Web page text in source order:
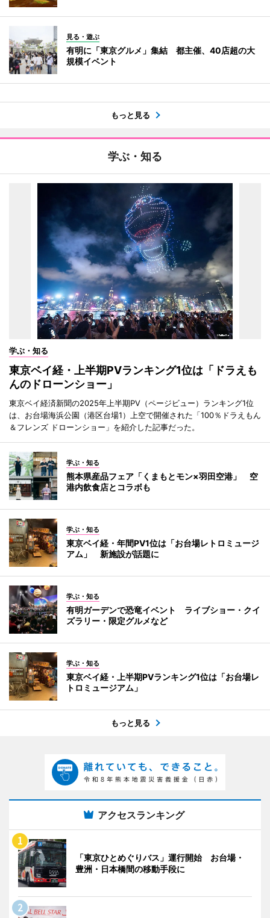
見る・遊ぶ
有明に「東京グルメ」集結 都主催、40店超の大
規模イベント
もっと見る
学ぶ・知る
学ぶ・知る
東京ベイ経・上半期PVランキング1位は「ドラえも
んのドローンショー」
東京ベイ経済新聞の2025年上半期PV（ページビュー）ランキング1位
は、お台場海浜公園（港区台場1）上空で開催された「100％ドラえもん
＆フレンズ ドローンショー」を紹介した記事だった。
学ぶ・知る
熊本県産品フェア「くまもとモン×羽田空港」 空
港内飲食店とコラボも
学ぶ・知る
東京ベイ経・年間PV1位は「お台場レトロミュージ
アム」 新施設が話題に
学ぶ・知る
有明ガーデンで恐竜イベント ライブショー・クイ
ズラリー・限定グルメなど
学ぶ・知る
東京ベイ経・上半期PVランキング1位は「お台場レ
トロミュージアム」
もっと見る
アクセスランキング
「東京ひとめぐりバス」運行開始 お台場・
豊洲・日本橋間の移動手段に